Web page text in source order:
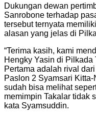
Dukungan dewan
Sanrobone terhadap
tersebut ternyata
alasan yang jelas di
“Terima kasih, kami
Hengky Yasin di Pilkada
Pertama adalah rival
Paslon 2 Syamsari
sudah bisa melihat
memimpin Takalar tidak
kata Syamsuddin.